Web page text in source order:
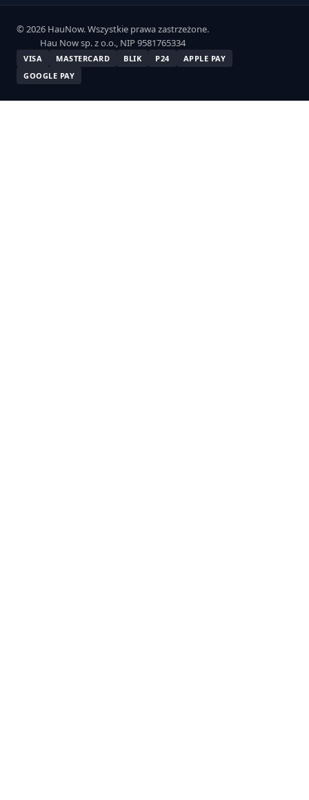
© 2026 HauNow. Wszystkie prawa zastrzeżone.
Hau Now sp. z o.o., NIP 9581765334
VISA MASTERCARD BLIK P24
APPLE PAY
GOOGLE PAY